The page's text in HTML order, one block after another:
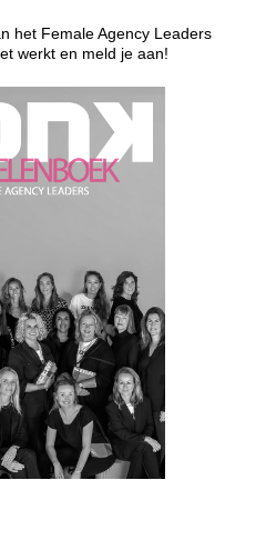
het Female Agency Leaders
werkt en meld je aan!